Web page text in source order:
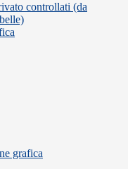
controllati (da
grafica